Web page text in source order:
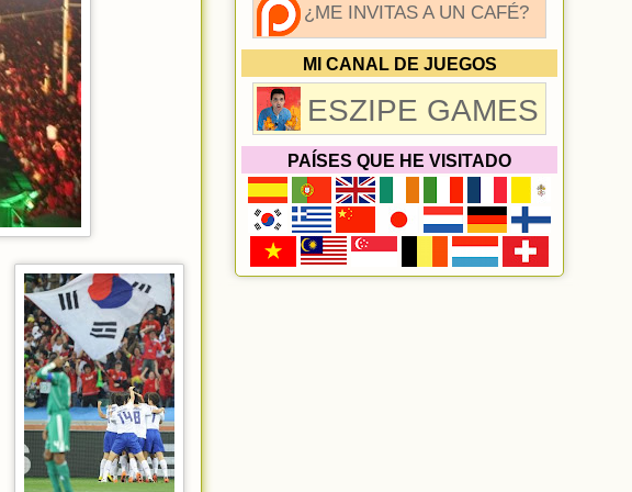
¿ME INVITAS A UN CAFÉ?
MI CANAL DE JUEGOS
ESZIPE GAMES
PAÍSES QUE HE VISITADO